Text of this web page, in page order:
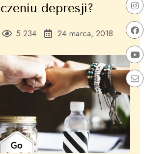
depresji?
5 234 24 marca, 2018